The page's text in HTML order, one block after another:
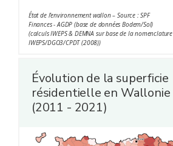
État de l'environnement wallon – Source : SPF
Finances - AGDP (base de données Bodem/Sol)
(calculs IWEPS & DEMNA sur base de la nomenclature
IWEPS/DGO3/CPDT (2008))
Évolution de la superficie
résidentielle en Wallonie
(2011 - 2021)